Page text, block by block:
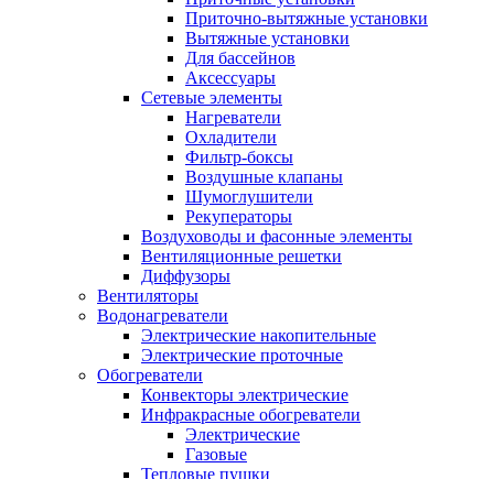
Приточно-вытяжные установки
Вытяжные установки
Для бассейнов
Аксессуары
Сетевые элементы
Нагреватели
Охладители
Фильтр-боксы
Воздушные клапаны
Шумоглушители
Рекуператоры
Воздуховоды и фасонные элементы
Вентиляционные решетки
Диффузоры
Вентиляторы
Водонагреватели
Электрические накопительные
Электрические проточные
Обогреватели
Конвекторы электрические
Инфракрасные обогреватели
Электрические
Газовые
Тепловые пушки